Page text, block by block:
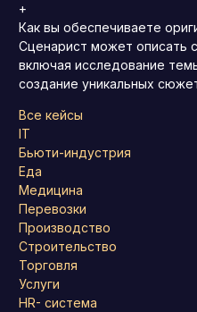
+
Как вы обеспечиваете
Сценарист может описать
включая исследование
создание уникальных
Все кейсы
IT
Бьюти-индустрия
Еда
Медицина
Перевозки
Производство
Строительство
Торговля
Услуги
HR- система